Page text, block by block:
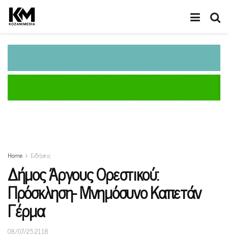
Home Ειδήσεις
Δήμος Άργους Ορεστικού:
Πρόσκληση- Μνημόσυνο Καπετάν
Γέρμα
08/07/25 21:18